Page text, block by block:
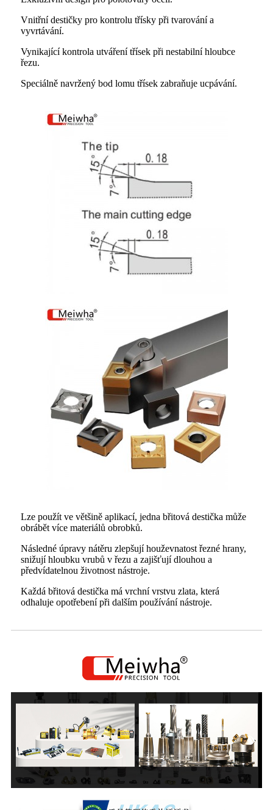
Vnitřní destičky pro kontrolu třísky při tvarování a
vyvrtávání.
Vynikající kontrola utváření třísek při nestabilní hloubce
řezu.
Speciálně navržený bod lomu třísek zabraňuje ucpávání.
Lze použít ve většině aplikací, jedna břitová destička může
obrábět více materiálů obrobků.
Následné úpravy nátěru zlepšují houževnatost řezné hrany,
snižují hloubku vrubů v řezu a zajišťují dlouhou a
předvídatelnou životnost nástroje.
Každá břitová destička má vrchní vrstvu zlata, která
odhaluje opotřebení při dalším používání nástroje.